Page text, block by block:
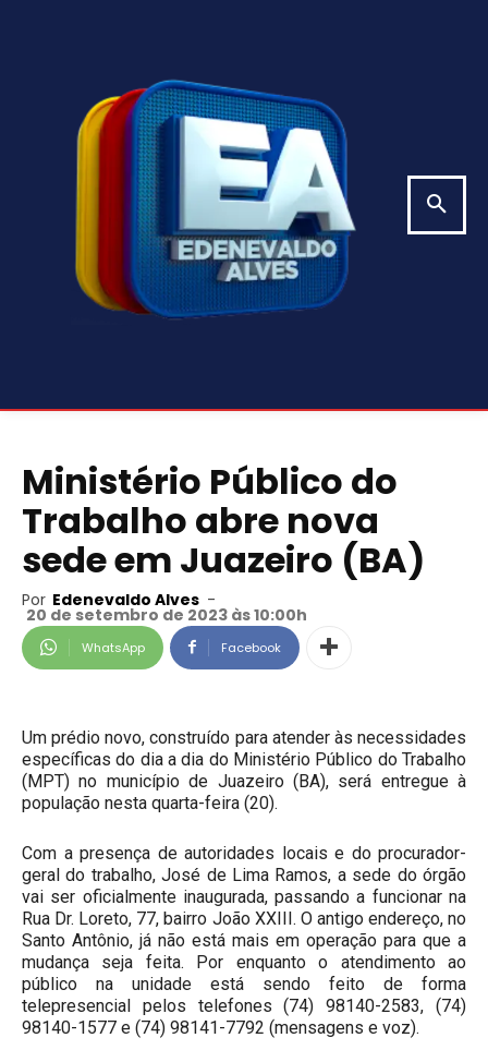
Ministério Público do
Trabalho abre nova
sede em Juazeiro (BA)
Por Edenevaldo Alves -
20 de setembro de 2023 às 10:00h
WhatsApp Facebook
Um prédio novo, construído para atender às necessidades
específicas do dia a dia do Ministério Público do Trabalho
(MPT) no município de Juazeiro (BA), será entregue à
população nesta quarta-feira (20).
Com a presença de autoridades locais e do procurador-
geral do trabalho, José de Lima Ramos, a sede do órgão
vai ser oficialmente inaugurada, passando a funcionar na
Rua Dr. Loreto, 77, bairro João XXIII. O antigo endereço, no
Santo Antônio, já não está mais em operação para que a
mudança seja feita. Por enquanto o atendimento ao
público na unidade está sendo feito de forma
telepresencial pelos telefones (74) 98140-2583, (74)
98140-1577 e (74) 98141-7792 (mensagens e voz).